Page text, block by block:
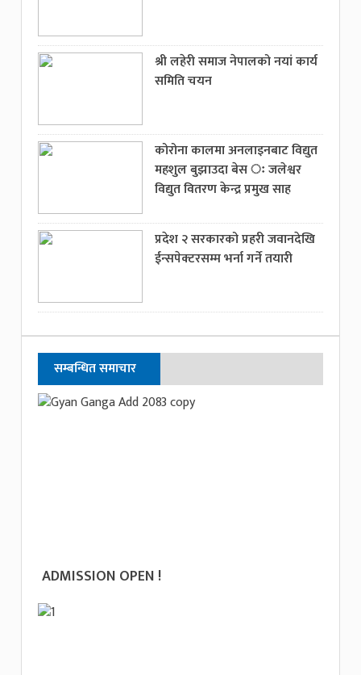
श्री लहेरी समाज नेपालको नयां कार्य
समिति चयन
कोरोना कालमा अनलाइनबाट विद्युत
महशुल बुझाउदा बेस ः जलेश्वर
विद्युत वितरण केन्द्र प्रमुख साह
प्रदेश २ सरकारको प्रहरी जवानदेखि
ईन्सपेक्टरसम्म भर्ना गर्ने तयारी
सम्बन्धित समाचार
ADMISSION OPEN !